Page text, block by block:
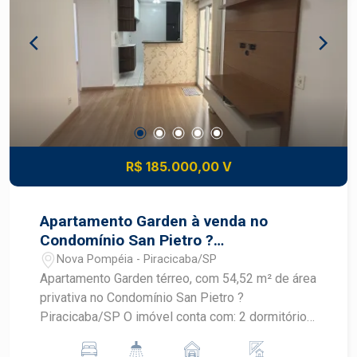
R$ 185.000,00 V
Apartamento Garden à venda no
Condomínio San Pietro ?
Piracicaba/SP
Nova Pompéia - Piracicaba/SP
Apartamento Garden térreo, com 54,52 m² de área
privativa no Condomínio San Pietro ?
Piracicaba/SP O imóvel conta com: 2 dormitórios;